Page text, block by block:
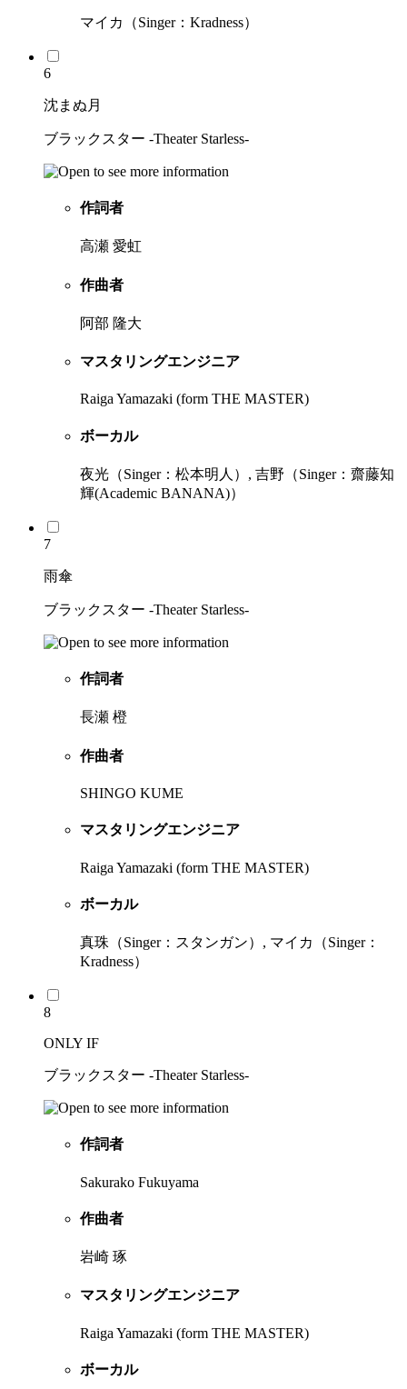
マイカ（Singer：Kradness）
6
沈まぬ月
ブラックスター -Theater Starless-
作詞者
高瀬 愛虹
作曲者
阿部 隆大
マスタリングエンジニア
Raiga Yamazaki (form THE MASTER)
ボーカル
夜光（Singer：松本明人）, 吉野（Singer：齋藤知
輝(Academic BANANA)）
7
雨傘
ブラックスター -Theater Starless-
作詞者
長瀬 橙
作曲者
SHINGO KUME
マスタリングエンジニア
Raiga Yamazaki (form THE MASTER)
ボーカル
真珠（Singer：スタンガン）, マイカ（Singer：
Kradness）
8
ONLY IF
ブラックスター -Theater Starless-
作詞者
Sakurako Fukuyama
作曲者
岩崎 琢
マスタリングエンジニア
Raiga Yamazaki (form THE MASTER)
ボーカル